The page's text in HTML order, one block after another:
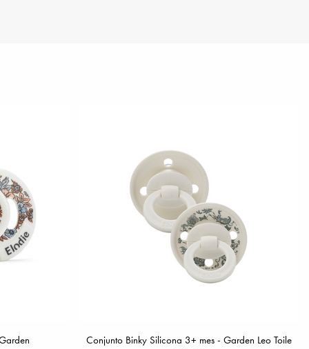
Conjunto Binky Silicona 3+ mes - Garden Leo Toile